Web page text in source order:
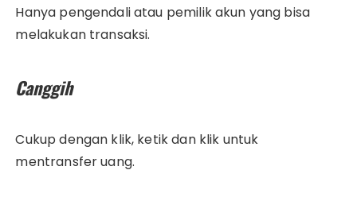
Hanya pengendali atau pemilik akun yang bisa
melakukan transaksi.
Canggih
Cukup dengan klik, ketik dan klik untuk
mentransfer uang.